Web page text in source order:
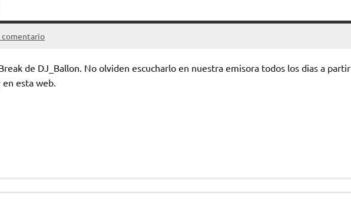
comentario
de DJ_Ballon. No olviden escucharlo en nuestra emisora todos los dias a partir
en esta web.